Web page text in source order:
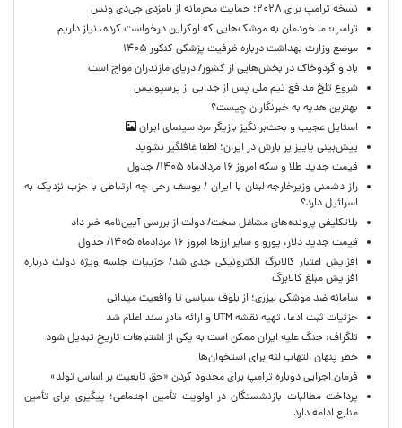
نسخه ترامپ برای ۲۰۲۸؛ حمایت محرمانه از نامزدی جی‌دی ونس
ترامپ: ما خودمان به موشک‌هایی که اوکراین درخواست کرده، نیاز داریم
موضع وزارت بهداشت درباره ظرفیت پزشکی کنکور ۱۴۰۵
باد و گردوخاک در بخش‌هایی از کشور/ دریای مازندران مواج است
شروع تلخ مدافع تیم ملی پس از جدایی از پرسپولیس
بهترین هدیه به خبرنگاران چیست؟
استایل عجیب و بحث‌برانگیز بازیگر مرد سینمای ایران
پیش‌بینی پاییز پر بارش در ایران؛ لطفا غافلگیر نشوید
قیمت جدید طلا و سکه امروز ۱۶ مردادماه ۱۴۰۵/ جدول
راز دشمنی وزیرخارجه لبنان با ایران / یوسف رجی چه ارتباطی با حزب نزدیک به
اسرائیل دارد؟
بلاتکلیفی پرونده‌های مشاغل سخت/ دولت از بررسی آیین‌نامه خبر داد
قیمت جدید دلار، یورو و سایر ارزها امروز ۱۶ مردادماه ۱۴۰۵/ جدول
افزایش اعتبار کالابرگ الکترونیکی جدی شد/ جزییات جلسه ویژه دولت درباره
افزایش مبلغ کالابرگ
سامانه ضد موشکی لیزری؛ از بلوف سیاسی تا واقعیت میدانی
جزئیات ثبت ادعا، تهیه نقشه UTM و ارائه مادر سند اعلام شد
تلگراف: جنگ علیه ایران ممکن است به یکی از اشتباهات تاریخ تبدیل شود
خطر پنهان التهاب لثه برای استخوان‌ها
فرمان اجرایی دوباره ترامپ برای محدود کردن «حق تابعیت بر اساس تولد»
پرداخت مطالبات بازنشستگان در اولویت تأمین اجتماعی؛ پیگیری برای تأمین
منابع ادامه دارد